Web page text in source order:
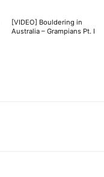
[VIDEO] Bouldering in
Australia – Grampians Pt. I